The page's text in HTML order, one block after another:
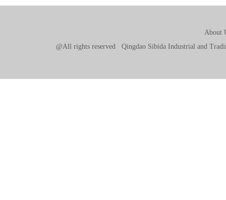
About
@All rights reserved Qingdao Sibida Industrial and